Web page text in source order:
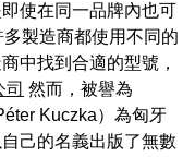
使在同一品牌內也可
製造商都使用不同的
中找到合適的型號，
然而，被譽為
Kuczka）為匈牙
己的名義出版了無數